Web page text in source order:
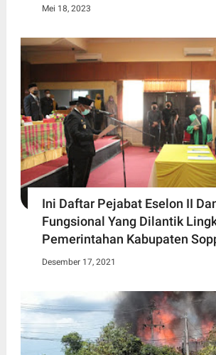
Mei 18, 2023
Ini Daftar Pejabat Eselon II
Fungsional Yang Dilantik
Pemerintahan Kabupaten
Desember 17, 2021